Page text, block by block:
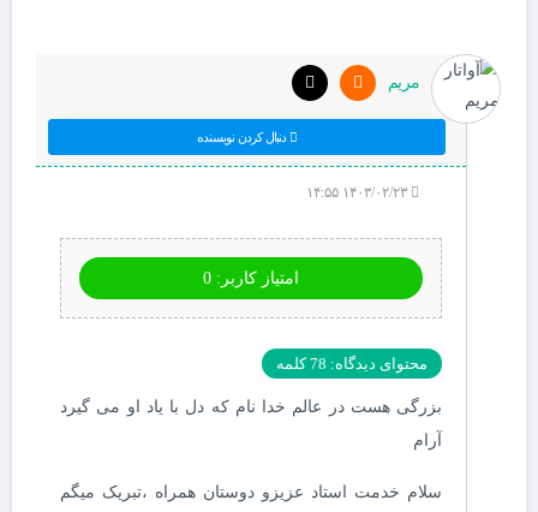
مریم
دنبال کردن نویسنده
امتیاز کاربر: 0
محتوای دیدگاه: 78 کلمه
بزرگی هست در عالم خدا نام که دل با یاد او می گیرد
آرام
سلام خدمت استاد عزیزو دوستان همراه ،تبریک میگم